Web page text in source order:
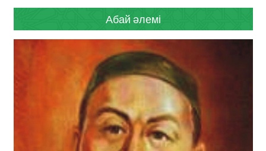
Абай әлемі